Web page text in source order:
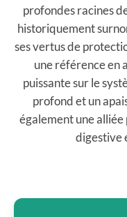
profondes racines
historiquement
ses vertus de
une référence en
puissante sur le
profond et un
également une
digestive